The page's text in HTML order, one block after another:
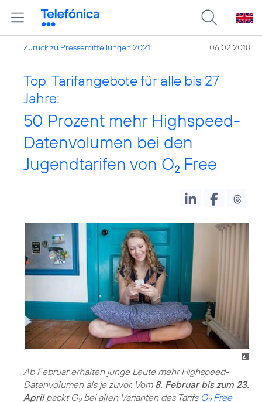
Zurück zu Pressemitteilungen 2021 06.02.2018
Top-Tarifangebote für alle bis 27
Jahre:
50 Prozent mehr Highspeed-
Datenvolumen bei den
Jugendtarifen von O2 Free
Ab Februar erhalten junge Leute mehr Highspeed-
Datenvolumen als je zuvor. Vom 8. Februar bis zum 23.
Aprilpackt O2bei allen Varianten des Tarifs O2Free